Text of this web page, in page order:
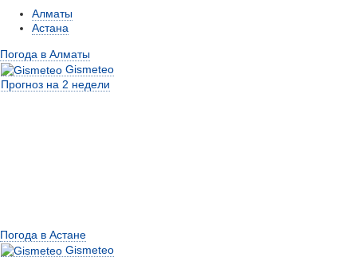
Алматы
Астана
Погода в Алматы
Gismeteo
Прогноз на 2 недели
Погода в Астане
Gismeteo